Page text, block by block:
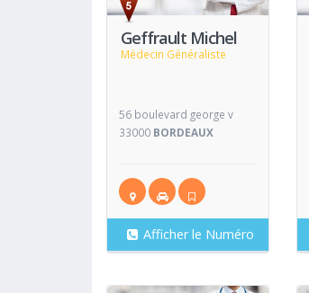
Geffrault Michel
Médecin Généraliste
56 boulevard george v
33000 BORDEAUX
Afficher le Numéro